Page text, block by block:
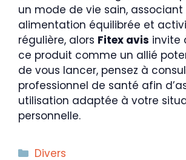
un mode de vie sain, associant
alimentation équilibrée et
régulière, alors Fitex avis invite
ce produit comme un allié
de vous lancer, pensez à
professionnel de santé afin
utilisation adaptée à votre
personnelle.
Catégories
Divers